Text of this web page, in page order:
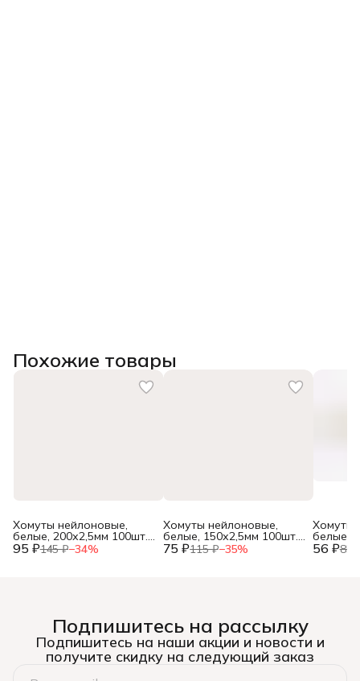
Похожие товары
95 ₽145 ₽−34%
Хомуты нейлоновые,
белые, 200х2,5мм 100шт.,
(уп.) 75 ₽115 ₽−35%
Хомуты нейлоновые,
белые, 150х2,5мм 100шт.,
(уп.) 56 ₽85
Хомуты
белые,
(уп.)
Подпишитесь на рассылку
Подпишитесь на наши акции и новости и
получите скидку на следующий заказ